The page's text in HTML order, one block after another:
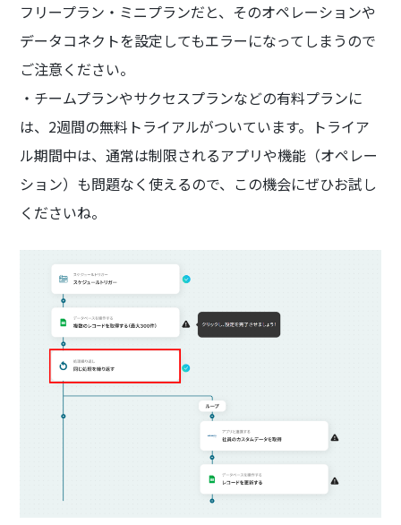
フリープラン・ミニプランだと、そのオペレーションや
データコネクトを設定してもエラーになってしまうので
ご注意ください。
・チームプランやサクセスプランなどの有料プランに
は、2週間の無料トライアルがついています。トライア
ル期間中は、通常は制限されるアプリや機能（オペレー
ション）も問題なく使えるので、この機会にぜひお試し
くださいね。